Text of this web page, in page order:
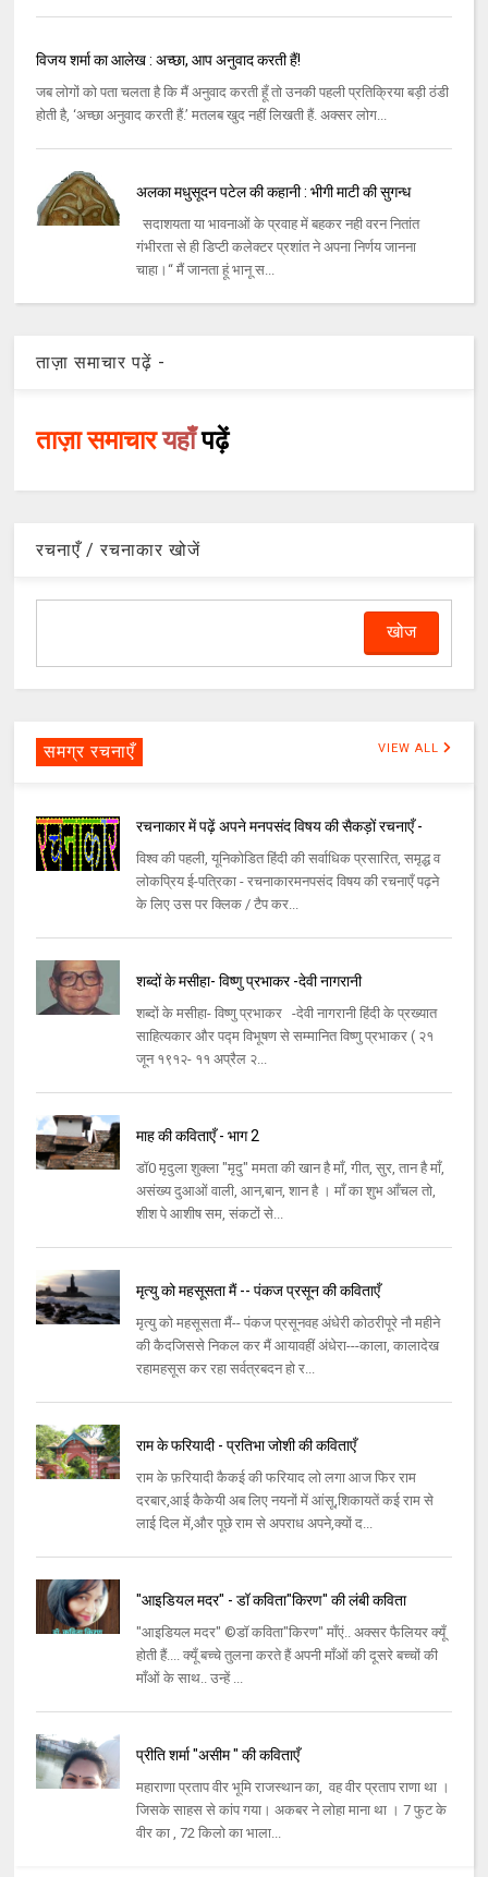
विजय शर्मा का आलेख : अच्छा, आप अनुवाद करती हैं!
जब लोगों को पता चलता है कि मैं अनुवाद करती हूँ तो उनकी पहली प्रतिक्रिया बड़ी ठंडी
होती है, ‘अच्छा अनुवाद करती हैं.’ मतलब खुद नहीं लिखती हैं. अक्सर लोग...
अलका मधुसूदन पटेल की कहानी : भीगी माटी की सुगन्ध
सदाशयता या भावनाओं के प्रवाह में बहकर नही वरन नितांत
गंभीरता से ही डिप्‍टी कलेक्‍टर प्रशांत ने अपना निर्णय जानना
चाहा।‘‘ मैं जानता हूं भानू स...
ताज़ा समाचार पढ़ें -
ताज़ा समाचारयहाँपढ़ें
रचनाएँ / रचनाकार खोजें
समग्र रचनाएँ VIEW ALL
रचनाकार में पढ़ें अपने मनपसंद विषय की सैकड़ों रचनाएँ -
विश्व की पहली, यूनिकोडित हिंदी की सर्वाधिक प्रसारित, समृद्ध व
लोकप्रिय ई-पत्रिका - रचनाकारमनपसंद विषय की रचनाएँ पढ़ने
के लिए उस पर क्लिक / टैप कर...
शब्दों के मसीहा- विष्णु प्रभाकर -देवी नागरानी
शब्दों के मसीहा- विष्णु प्रभाकर -देवी नागरानी हिंदी के प्रख्यात
साहित्यकार और पद्म विभूषण से सम्मानित विष्णु प्रभाकर ( २१
जून १९१२- ११ अप्रैल २...
माह की कविताएँ - भाग 2
डॉ0 मृदुला शुक्ला "मृदु" ममता की खान है माँ, गीत, सुर, तान है माँ,
असंख्य दुआओं वाली, आन,बान, शान है । माँ का शुभ आँचल तो,
शीश पे आशीष सम, संकटों से...
मृत्यु को महसूसता मैं -- पंकज प्रसून की कविताएँ
मृत्यु को महसूसता मैं-- पंकज प्रसूनवह अंधेरी कोठरीपूरे नौ महीने
की कैदजिससे निकल कर मैं आयावहीं अंधेरा---काला, कालादेख
रहामहसूस कर रहा सर्वत्रबदन हो र...
राम के फरियादी - प्रतिभा जोशी की कविताएँ
राम के फ़रियादी कैकई की फरियाद लो लगा आज फिर राम
दरबार,आई कैकेयी अब लिए नयनों में आंसू,शिकायतें कई राम से
लाई दिल में,और पूछे राम से अपराध अपने,क्यों द...
"आइडियल मदर" - डॉ कविता"किरण" की लंबी कविता
"आइडियल मदर" ©डॉ कविता"किरण" माँएं.. अक्सर फैलियर क्यूँ
होती हैं.... क्यूँ बच्चे तुलना करते हैं अपनी माँओं की दूसरे बच्चों की
माँओं के साथ.. उन्हें ...
प्रीति शर्मा "असीम " की कविताएँ
महाराणा प्रताप वीर भूमि राजस्थान का, वह वीर प्रताप राणा था ।
जिसके साहस से कांप गया। अकबर ने लोहा माना था । 7 फुट के
वीर का , 72 किलो का भाला...